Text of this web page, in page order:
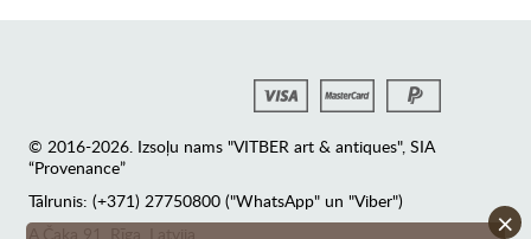
×
© 2016-2026. Izsoļu nams "VITBER art & antiques", SIA
“Provenance”
Tālrunis: (+371) 27750800 ("WhatsApp" un "Viber")